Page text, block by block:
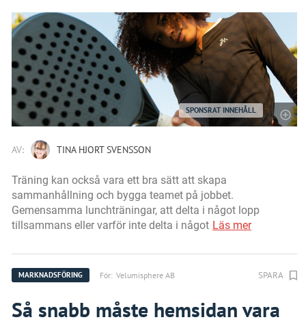
SPONSRAT INNEHÅLL
AV: TINA HJORT SVENSSON
Träning kan också vara ett bra sätt att skapa
sammanhållning och bygga teamet på jobbet.
Gemensamma lunchträningar, att delta i något lopp
tillsammans eller varför inte delta i något Läs mer
MARKNADSFÖRING För: Velumisphere AB SPARA
Så snabb måste hemsidan vara